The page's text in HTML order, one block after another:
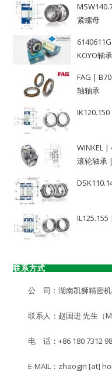
紧螺母
KOYO轴承
FAG |
轴轴承
WINKEL |
滚轮轴承
联系方式
公 司：湖南凯狮精密机
联系人：赵国进 先生（
电 话：+86 180 7312
E-MAIL：zhaogjn [at]